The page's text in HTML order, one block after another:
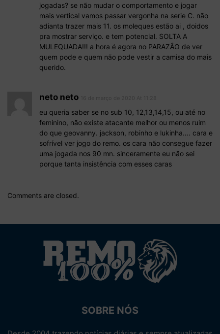
jogadas? se não mudar o comportamento e jogar
mais vertical vamos passar vergonha na serie C. não
adianta trazer mais 11. os moleques estão ai , doidos
pra mostrar serviço. e tem potencial. SOLTA A
MULEQUADA!!! a hora é agora no PARAZÂO de ver
quem pode e quem não pode vestir a camisa do mais
querido.
neto neto
eu queria saber se no sub 10, 12,13,14,15, ou até no
feminino, não existe atacante melhor ou menos ruim
do que geovanny. jackson, robinho e lukinha…. cara e
sofrível ver jogo do remo. os cara não consegue fazer
uma jogada nos 90 mn. sinceramente eu não sei
porque tanta insistência com esses caras
Comments are closed.
SOBRE NÓS